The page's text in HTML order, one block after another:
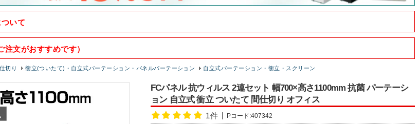
いて
文がおすすめです）
切り 衝立(ついたて)・自立式パーテーション・パネルパーテーション 自立式パーテーション・衝立・スクリーン
FCパネル 抗ウィルス 2連セット 幅700×高さ1100mm 抗菌 パーテーシ
ョン 自立式 衝立 ついたて 間仕切り オフィス
1件 Pコード:407342